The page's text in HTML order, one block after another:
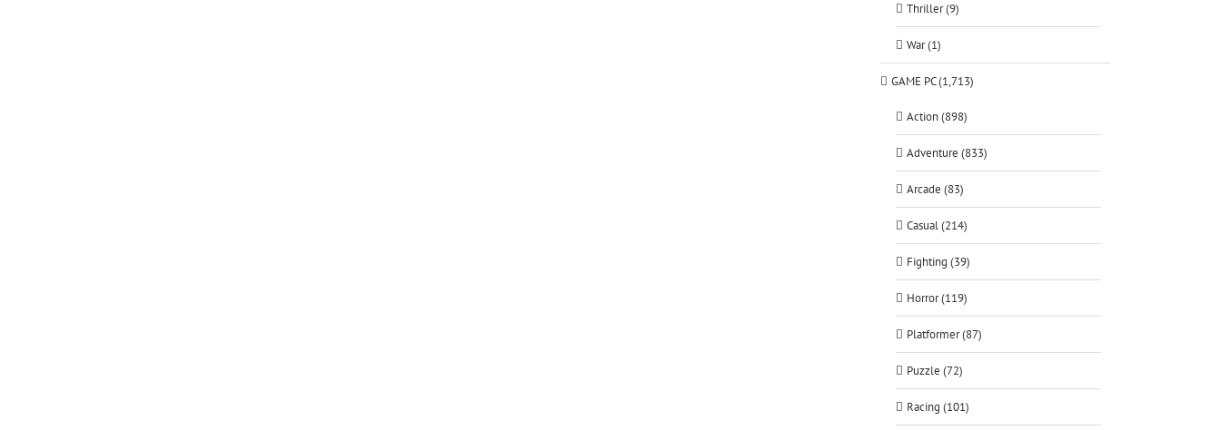
Thriller (9)
War (1)
GAME PC (1,713)
Action (898)
Adventure (833)
Arcade (83)
Casual (214)
Fighting (39)
Horror (119)
Platformer (87)
Puzzle (72)
Racing (101)